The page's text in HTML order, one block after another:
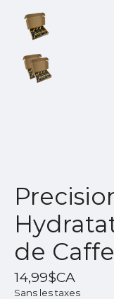
de
14,99$CA
Sans les taxes